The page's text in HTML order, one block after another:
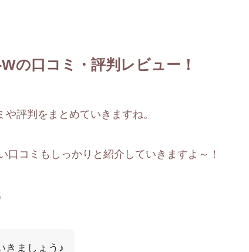
の口コミ・評判レビュー！
評判をまとめていきますね。
口コミもしっかりと紹介していきますよ～！
きましょう♪